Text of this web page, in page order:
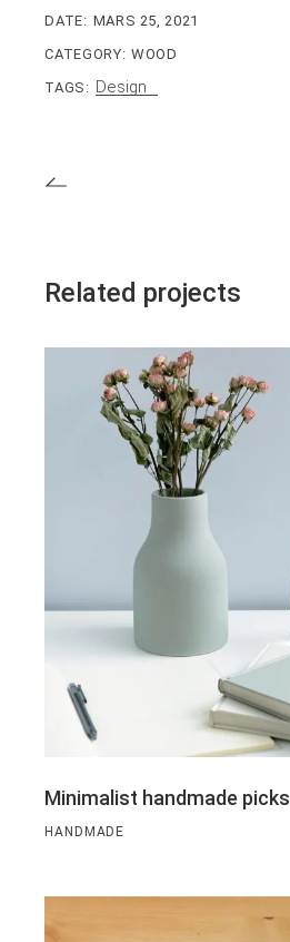
DATE: MARS 25, 2021
CATEGORY: WOOD
TAGS: Design
Related projects
Minimalist handmade picks
HANDMADE